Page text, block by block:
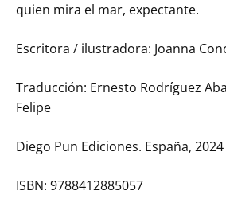
quien mira el mar, expectante.
Escritora / ilustradora: Joanna
Traducción: Ernesto Rodríguez
Felipe
Diego Pun Ediciones. España, 2024
ISBN: 9788412885057